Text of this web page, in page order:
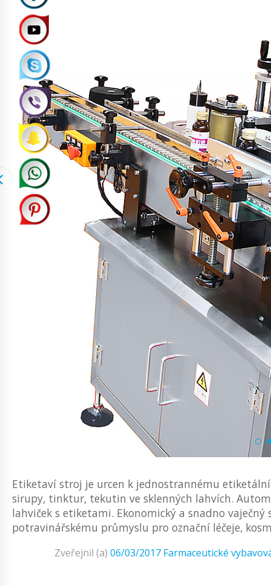
Etiketaví stroj je urcen k jednostrannému
sirupy, tinktur, tekutin ve sklenných lahvích.
lahviček s etiketami. Ekonomický a snadno
potravinářskému průmyslu pro označní léčeje,
Zveřejnil (a) 06/03/2017 Farmaceutické